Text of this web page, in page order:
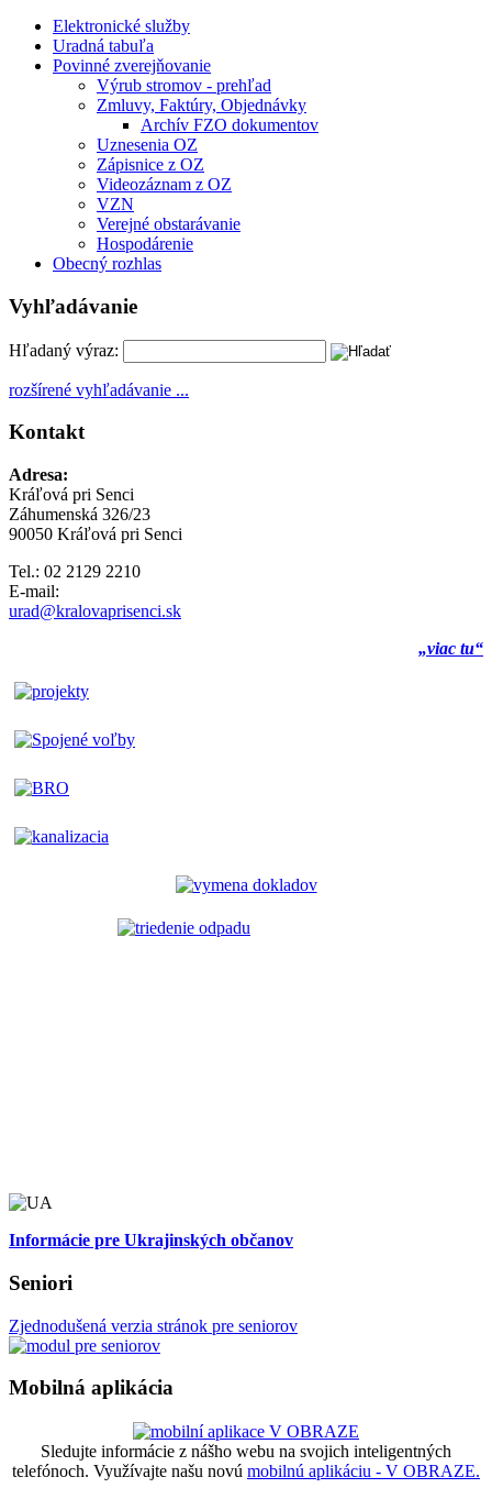
Elektronické služby
Uradná tabuľa
Povinné zverejňovanie
Výrub stromov - prehľad
Zmluvy, Faktúry, Objednávky
Archív FZO dokumentov
Uznesenia OZ
Zápisnice z OZ
Videozáznam z OZ
VZN
Verejné obstarávanie
Hospodárenie
Obecný rozhlas
Vyhľadávanie
Hľadaný výraz:
rozšírené vyhľadávanie ...
Kontakt
Adresa:
Kráľová pri Senci
Záhumenská 326/23
90050 Kráľová pri Senci
Tel.: 02 2129 2210
E-mail:
urad@kralovaprisenci.sk
„viac tu“
Informácie pre Ukrajinských občanov
Seniori
Zjednodušená verzia stránok pre seniorov
Mobilná aplikácia
Sledujte informácie z nášho webu na svojich inteligentných
telefónoch. Využívajte našu novú mobilnú aplikáciu - V OBRAZE.